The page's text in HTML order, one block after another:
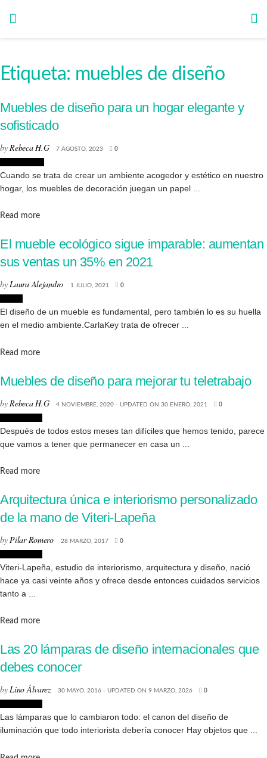
Etiqueta: muebles de diseño
Muebles de diseño para un hogar elegante y
sofisticado
byRebeca H.G 7 AGOSTO, 2023 0
Cuando se trata de crear un ambiente acogedor y estético en nuestro
hogar, los muebles de decoración juegan un papel ...
Read moreDetails
El mueble ecológico sigue imparable: aumentan
sus ventas un 35% en 2021
byLaura Alejandro 1 JULIO, 2021 0
El diseño de un mueble es fundamental, pero también lo es su huella
en el medio ambiente.CarlaKey trata de ofrecer ...
Read moreDetails
Muebles de diseño para mejorar tu teletrabajo
by Rebeca H.G 4 NOVIEMBRE, 2020 - UPDATED ON 30 ENERO, 2021 0
Después de todos estos meses tan difíciles que hemos tenido, parece
que vamos a tener que permanecer en casa un ...
Read moreDetails
Arquitectura única e interiorismo personalizado
de la mano de Viteri-Lapeña
byPilar Romero 28 MARZO, 2017 0
Viteri-Lapeña, estudio de interiorismo, arquitectura y diseño, nació
hace ya casi veinte años y ofrece desde entonces cuidados servicios
tanto a ...
Read moreDetails
Las 20 lámparas de diseño internacionales que
debes conocer
byLino Álvarez 30 MAYO, 2016 - UPDATED ON 9 MARZO, 2026 0
Las lámparas que lo cambiaron todo: el canon del diseño de
iluminación que todo interiorista debería conocer Hay objetos que ...